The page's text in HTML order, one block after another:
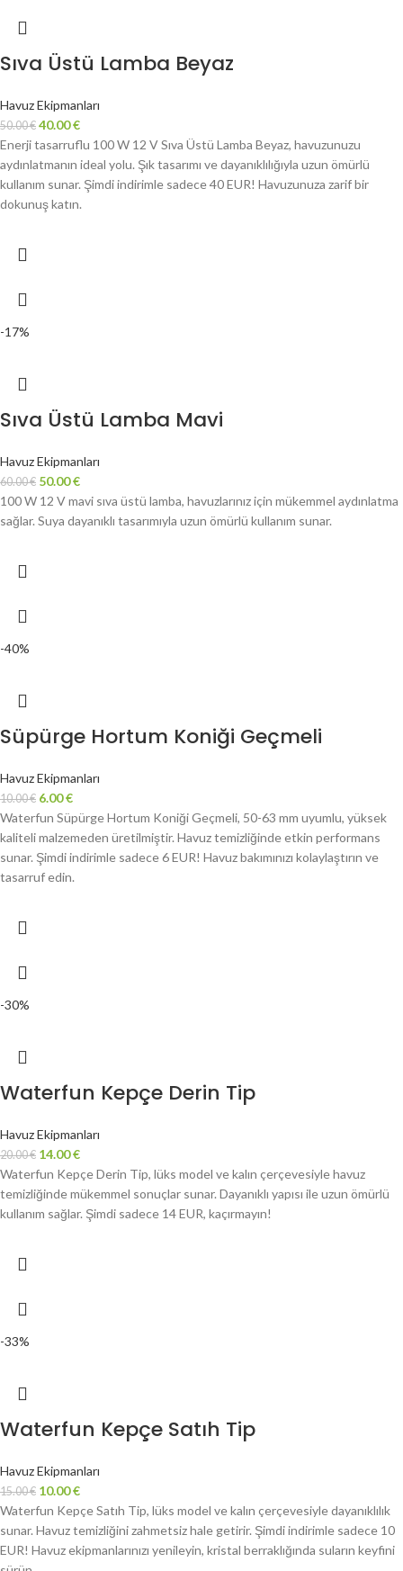
Sıva Üstü Lamba Beyaz
Havuz Ekipmanları
50.00€ 40.00€
Enerji tasarruflu 100 W 12 V Sıva Üstü Lamba Beyaz, havuzunuzu
aydınlatmanın ideal yolu. Şık tasarımı ve dayanıklılığıyla uzun ömürlü
kullanım sunar. Şimdi indirimle sadece 40 EUR! Havuzunuza zarif bir
dokunuş katın.
-17%
Sıva Üstü Lamba Mavi
Havuz Ekipmanları
60.00€ 50.00€
100 W 12 V mavi sıva üstü lamba, havuzlarınız için mükemmel aydınlatma
sağlar. Suya dayanıklı tasarımıyla uzun ömürlü kullanım sunar.
-40%
Süpürge Hortum Koniği Geçmeli
Havuz Ekipmanları
10.00€ 6.00€
Waterfun Süpürge Hortum Koniği Geçmeli, 50-63 mm uyumlu, yüksek
kaliteli malzemeden üretilmiştir. Havuz temizliğinde etkin performans
sunar. Şimdi indirimle sadece 6 EUR! Havuz bakımınızı kolaylaştırın ve
tasarruf edin.
-30%
Waterfun Kepçe Derin Tip
Havuz Ekipmanları
20.00€ 14.00€
Waterfun Kepçe Derin Tip, lüks model ve kalın çerçevesiyle havuz
temizliğinde mükemmel sonuçlar sunar. Dayanıklı yapısı ile uzun ömürlü
kullanım sağlar. Şimdi sadece 14 EUR, kaçırmayın!
-33%
Waterfun Kepçe Satıh Tip
Havuz Ekipmanları
15.00€ 10.00€
Waterfun Kepçe Satıh Tip, lüks model ve kalın çerçevesiyle dayanıklılık
sunar. Havuz temizliğini zahmetsiz hale getirir. Şimdi indirimle sadece 10
EUR! Havuz ekipmanlarınızı yenileyin, kristal berraklığında suların keyfini